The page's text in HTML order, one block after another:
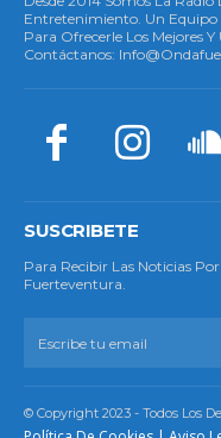
Entretenimiento. Un Equipo
Para Ofrecerle Los Mejores
Contáctanos:
SUSCRIBETE
Para Recibir Las Noticias
Fuerteventura.
© Copyright 2023 - Todos Los